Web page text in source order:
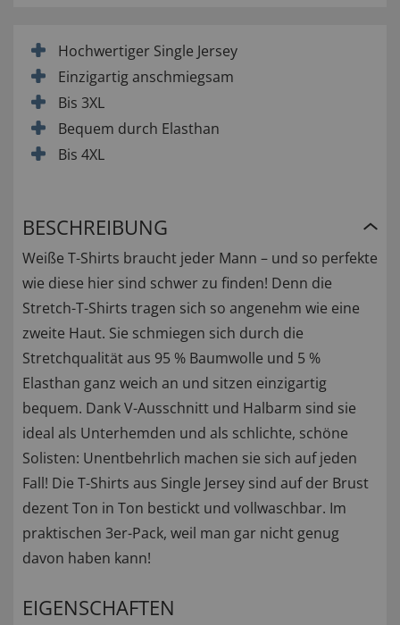
Hochwertiger Single Jersey
Einzigartig anschmiegsam
Bis 3XL
Bequem durch Elasthan
Bis 4XL
BESCHREIBUNG
Weiße T-Shirts braucht jeder Mann – und so perfekte
wie diese hier sind schwer zu finden! Denn die
Stretch-T-Shirts tragen sich so angenehm wie eine
zweite Haut. Sie schmiegen sich durch die
Stretchqualität aus 95 % Baumwolle und 5 %
Elasthan ganz weich an und sitzen einzigartig
bequem. Dank V-Ausschnitt und Halbarm sind sie
ideal als Unterhemden und als schlichte, schöne
Solisten: Unentbehrlich machen sie sich auf jeden
Fall! Die T-Shirts aus Single Jersey sind auf der Brust
dezent Ton in Ton bestickt und vollwaschbar. Im
praktischen 3er-Pack, weil man gar nicht genug
davon haben kann!
EIGENSCHAFTEN